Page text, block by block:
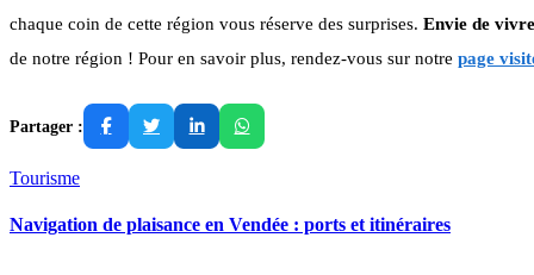
chaque coin de cette région vous réserve des surprises. Envie de
de notre région ! Pour en savoir plus, rendez-vous sur notre page
Partager :
Tourisme
Navigation de plaisance en Vendée : ports et itinéraires